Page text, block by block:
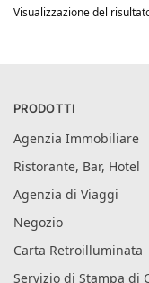
Visualizzazione del
PRODOTTI
Agenzia Immobiliare
Ristorante, Bar, Hotel
Agenzia di Viaggi
Negozio
Carta Retroilluminata
Servizio di Stampa di